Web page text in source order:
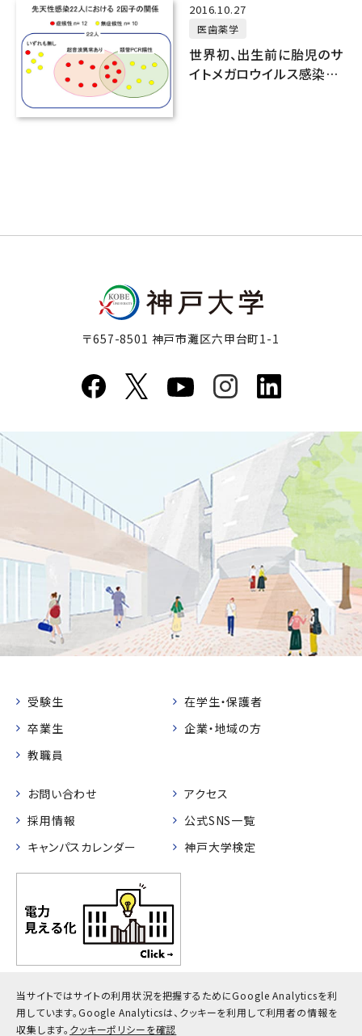
当サイトではサイトの利用状況を把握するためにGoogle Analyticsを利
用しています。Google Analyticsは、クッキーを利用して利用者の情報を
収集します。 クッキーポリシーを確認
2016.10.27
医歯薬学
世界初、出生前に胎児のサ
イトメガロウイルス感染を
〒657-8501 神戸市灘区六甲台町1-1
受験生
在学生・保護者
卒業生
企業・地域の方
教職員
お問い合わせ
アクセス
採用情報
公式SNS一覧
キャンパスカレンダー
神戸大学検定
プライバシーポリシー サイトポリシー サイトマップ
© Kobe University